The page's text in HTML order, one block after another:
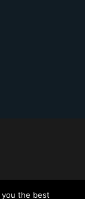
and Development
the best